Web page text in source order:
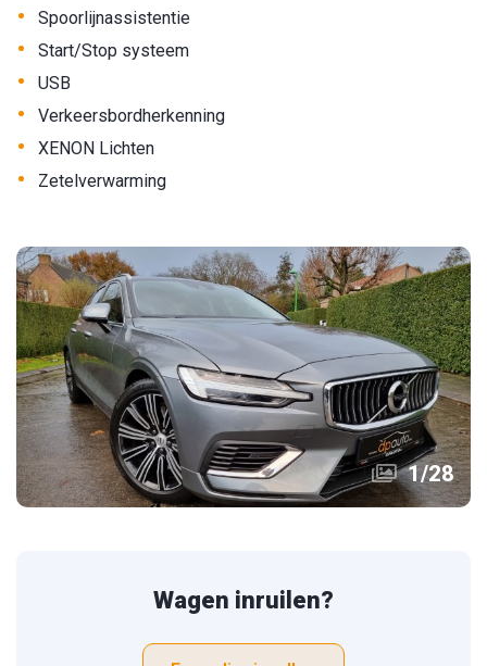
• Spoorlijnassistentie
• Start/Stop systeem
• USB
• Verkeersbordherkenning
• XENON Lichten
• Zetelverwarming
1/28
Wagen inruilen?